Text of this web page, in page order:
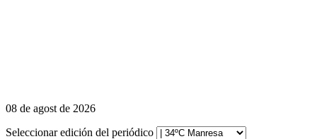
08 de agost de 2026
Seleccionar edición del periódico